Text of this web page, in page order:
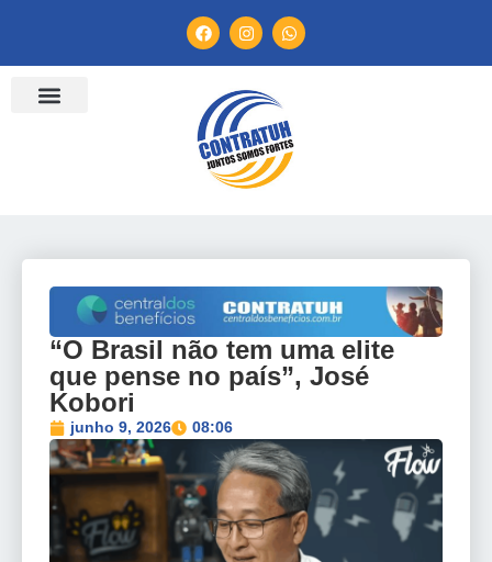
“O Brasil não tem uma elite
que pense no país”, José
Kobori
junho 9, 2026 08:06